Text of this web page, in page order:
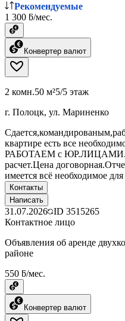
Рекомендуемые
1 300 ƃ/мес.
Конвертер валют
2 комн.50 м²5/5 этаж
г. Полоцк, ул. Мариненко
квартире есть все
РАБОТАЕМ с
расчет.Цена
имеется всё необходимое
Контакты
Написать
31.07.2026 ID 3515265
Контактное лицо
Объявления об аренде
районе
550 ƃ/мес.
Конвертер валют